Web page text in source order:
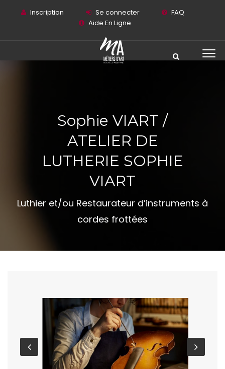
Inscription Se connecter
FAQ
Aide En Ligne
Sophie VIART /
ATELIER DE
LUTHERIE SOPHIE
VIART
Luthier et/ou Restaurateur d’instruments à
cordes frottées